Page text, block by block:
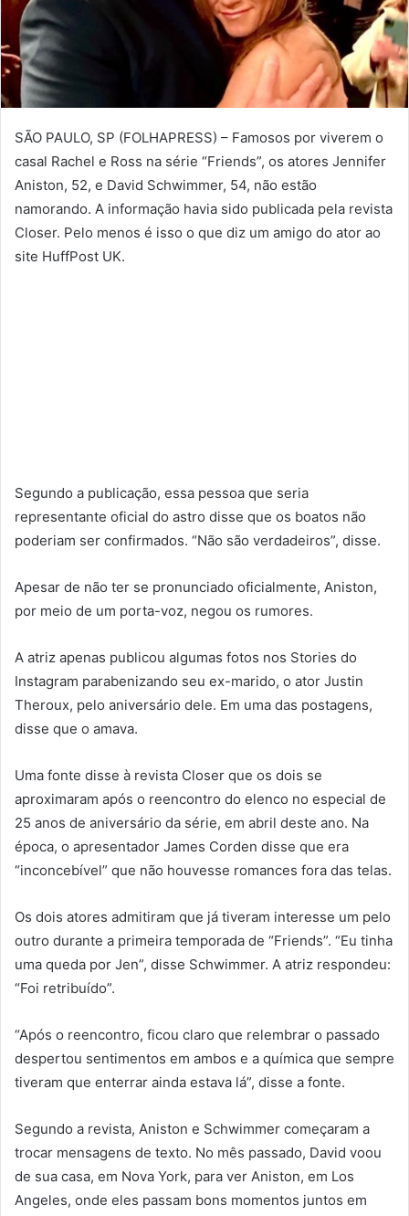
SÃO PAULO, SP (FOLHAPRESS) – Famosos por viverem o
casal Rachel e Ross na série “Friends”, os atores Jennifer
Aniston, 52, e David Schwimmer, 54, não estão
namorando. A informação havia sido publicada pela revista
Closer. Pelo menos é isso o que diz um amigo do ator ao
site HuffPost UK.
Segundo a publicação, essa pessoa que seria
representante oficial do astro disse que os boatos não
poderiam ser confirmados. “Não são verdadeiros”, disse.
Apesar de não ter se pronunciado oficialmente, Aniston,
por meio de um porta-voz, negou os rumores.
A atriz apenas publicou algumas fotos nos Stories do
Instagram parabenizando seu ex-marido, o ator Justin
Theroux, pelo aniversário dele. Em uma das postagens,
disse que o amava.
Uma fonte disse à revista Closer que os dois se
aproximaram após o reencontro do elenco no especial de
25 anos de aniversário da série, em abril deste ano. Na
época, o apresentador James Corden disse que era
“inconcebível” que não houvesse romances fora das telas.
Os dois atores admitiram que já tiveram interesse um pelo
outro durante a primeira temporada de “Friends”. “Eu tinha
uma queda por Jen”, disse Schwimmer. A atriz respondeu:
“Foi retribuído”.
“Após o reencontro, ficou claro que relembrar o passado
despertou sentimentos em ambos e a química que sempre
tiveram que enterrar ainda estava lá”, disse a fonte.
Segundo a revista, Aniston e Schwimmer começaram a
trocar mensagens de texto. No mês passado, David voou
de sua casa, em Nova York, para ver Aniston, em Los
Angeles, onde eles passam bons momentos juntos em